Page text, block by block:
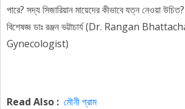
পারে? সদ্য সিজারিয়ান মায়েদের কীভাবে যত্ন নেওয়া উচিত?
বিশেষজ্ঞ ডাঃ রঞ্জন ভট্টাচার্য (Dr. Rangan
Gynecologist)
Read Also : মৌনী গ্রাম